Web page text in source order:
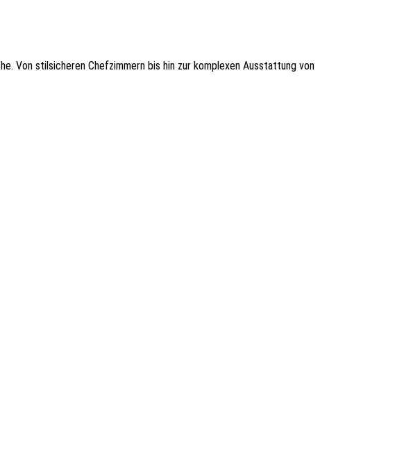
Von stilsicheren Chefzimmern bis hin zur komplexen Ausstattung von